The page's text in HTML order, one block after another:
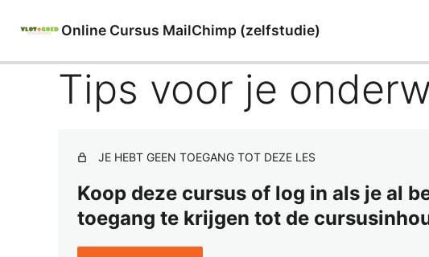
Online Cursus MailChimp (zelfstudie)
Tips voor je
JE HEBT GEEN TOEGANG TOT DEZE LES
Koop deze cursus of log in als je al
toegang te krijgen tot de